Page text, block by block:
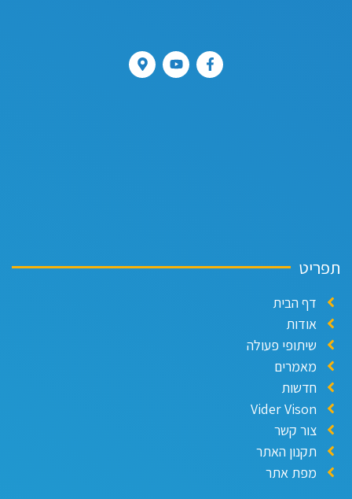
דף הבית
אודות
שיתופי פעולה
מאמרים
חדשות
Vider Vison
צור קשר
תקנון האתר
מפת אתר